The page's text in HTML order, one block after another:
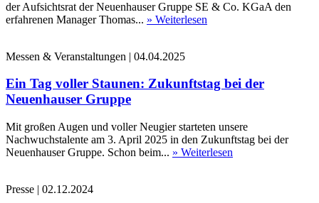
der Aufsichtsrat der Neuenhauser Gruppe SE & Co. KGaA den
erfahrenen Manager Thomas... » Weiterlesen
Messen & Veranstaltungen | 04.04.2025
Ein Tag voller Staunen: Zukunftstag bei der
Neuenhauser Gruppe
Mit großen Augen und voller Neugier starteten unsere
Nachwuchstalente am 3. April 2025 in den Zukunftstag bei der
Neuenhauser Gruppe. Schon beim... » Weiterlesen
Presse | 02.12.2024